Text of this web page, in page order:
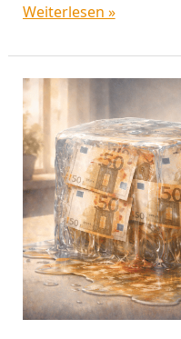
Weiterlesen »
Rendite
statt
garantierter
Geldvernichtung:
Inflationsschutz-
Portfolio
schlägt
Sparbuch